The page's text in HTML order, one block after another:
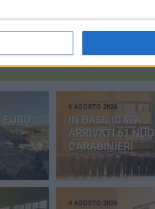
accetti iterminie laprivacy policy
6 AGOSTO 2026
IN BASILICATA
ARRIVATI 61
CARABINIERI
4 AGOSTO 2026